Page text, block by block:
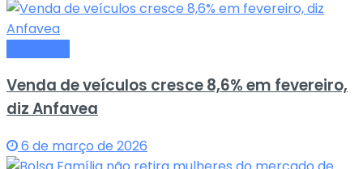
Venda de veículos cresce 8,6% em fevereiro,
diz Anfavea
6 de março de 2026